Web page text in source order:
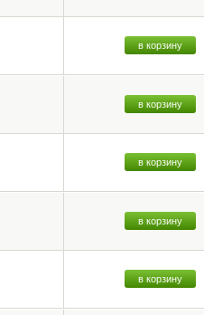
в корзину
в корзину
в корзину
в корзину
в корзину